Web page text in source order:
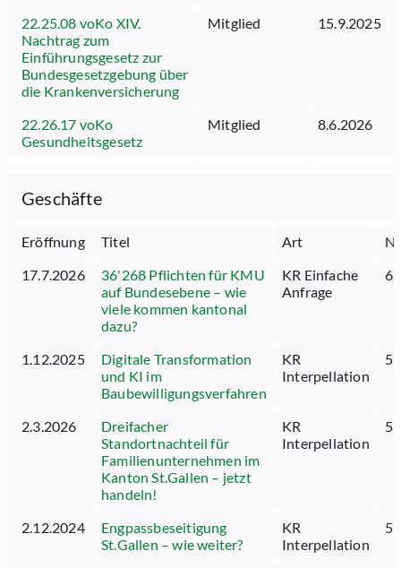
22.25.08 voKo XIV.
Nachtrag zum
Einführungsgesetz zur
Bundesgesetzgebung über
die Krankenversicherung
Mitglied 15.9.2025
22.26.17 voKo
Gesundheitsgesetz
Mitglied 8.6.2026
Geschäfte
Eröffnung Titel Art
17.7.2026
36'268 Pflichten für KMU
auf Bundesebene – wie
viele kommen kantonal
dazu?
KR Einfache
Anfrage
1.12.2025
Digitale Transformation
und KI im
Baubewilligungsverfahren
KR
Interpellation
2.3.2026
Dreifacher
Standortnachteil für
Familienunternehmen im
Kanton St.Gallen – jetzt
handeln!
KR
Interpellation
2.12.2024
Engpassbeseitigung
St.Gallen – wie weiter?
KR
Interpellation